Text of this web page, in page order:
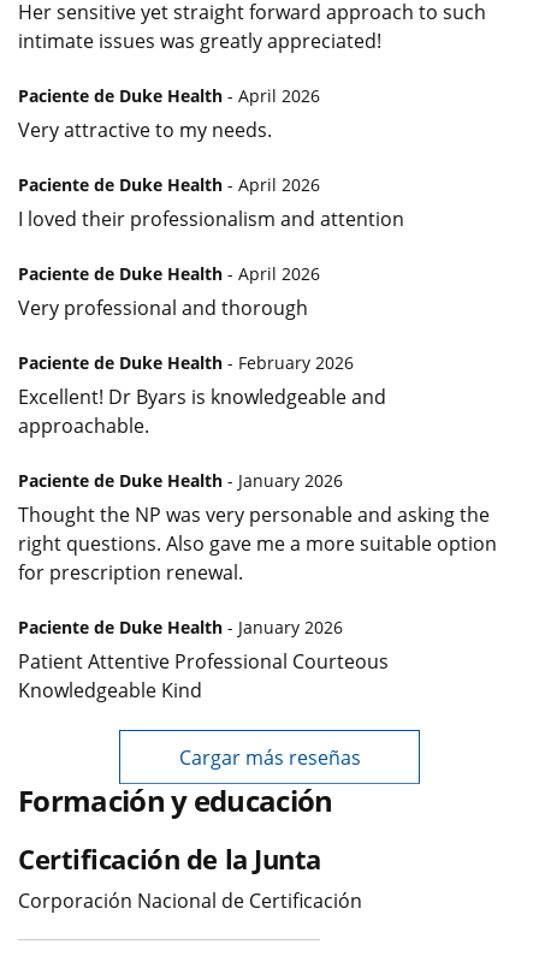
Her sensitive yet straight forward approach to such
intimate issues was greatly appreciated!
Paciente de Duke Health - April 2026
Very attractive to my needs.
Paciente de Duke Health - April 2026
I loved their professionalism and attention
Paciente de Duke Health - April 2026
Very professional and thorough
Paciente de Duke Health - February 2026
Excellent! Dr Byars is knowledgeable and
approachable.
Paciente de Duke Health - January 2026
Thought the NP was very personable and asking the
right questions. Also gave me a more suitable option
for prescription renewal.
Paciente de Duke Health - January 2026
Patient Attentive Professional Courteous
Knowledgeable Kind
Cargar más reseñas
Formación y educación
Certificación de la Junta
Corporación Nacional de Certificación